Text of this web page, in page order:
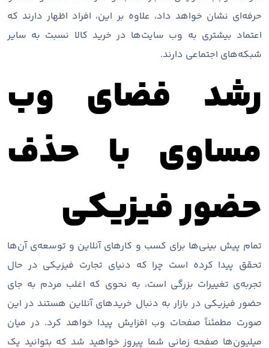
حرفه‌ای نشان خواهد داد، علاوه بر این، افراد اظهار دارند که
اعتماد بیشتری به وب سایت‌ها در خرید کالا نسبت به سایر
شبکه‌های اجتماعی دارند.
رشد فضای وب
مساوی با حذف
حضور فیزیکی
تمام پیش بینی‌ها برای کسب و کارهای آنلاین و توسعه‌ی آن‌ها
تحقق پیدا کرده است چرا که دنیای تجارت فیزیکی در حال
تجربه‌ی تغییرات بزرگی است، به نحوی که اغلب مردم به جای
حضور فیزیکی در بازار به دنبال خریدهای آنلاین هستند در این
صورت مطمئناً صفحات وب افزایش پیدا خواهد کرد. در میان
میلیون‌ها صفحه زمانی شما پیروز خواهید شد که بتوانید یک